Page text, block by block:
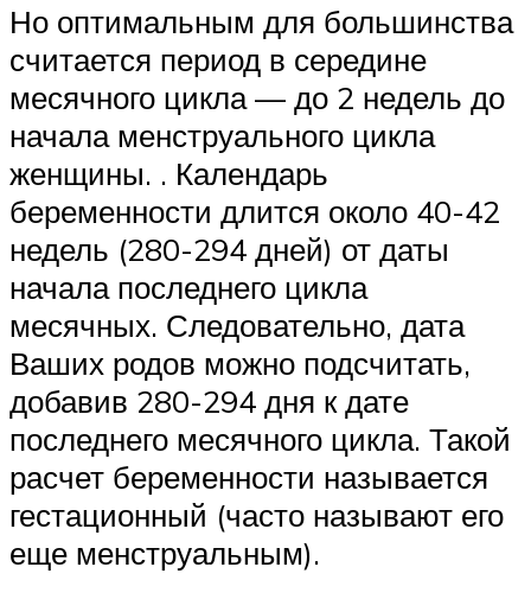
Но оптимальным для большинства
считается период в середине
месячного цикла — до 2 недель до
начала менструального цикла
женщины. . Календарь
беременности длится около 40-42
недель (280-294 дней) от даты
начала последнего цикла
месячных. Следовательно, дата
Ваших родов можно подсчитать,
добавив 280-294 дня к дате
последнего месячного цикла. Такой
расчет беременности называется
гестационный (часто называют его
еще менструальным).